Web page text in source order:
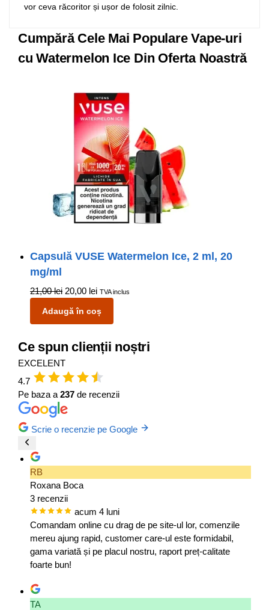
vor ceva răcoritor și ușor de folosit zilnic.
Cumpără Cele Mai Populare Vape-uri
cu Watermelon Ice Din Oferta Noastră
Capsulă VUSE Watermelon Ice, 2 ml, 20
mg/ml
21,00lei 20,00 lei TVA inclus
Adaugă în coș
Ce spun clienții noștri
EXCELENT
4.7
Pe baza a237 de recenzii
Scrie o recenzie pe Google
RB
Roxana Boca
3 recenzii
acum 4 luni
Comandam online cu drag de pe site-ul lor, comenzile
mereu ajung rapid, customer care-ul este formidabil,
gama variată și pe placul nostru, raport preț-calitate
foarte bun!
TA